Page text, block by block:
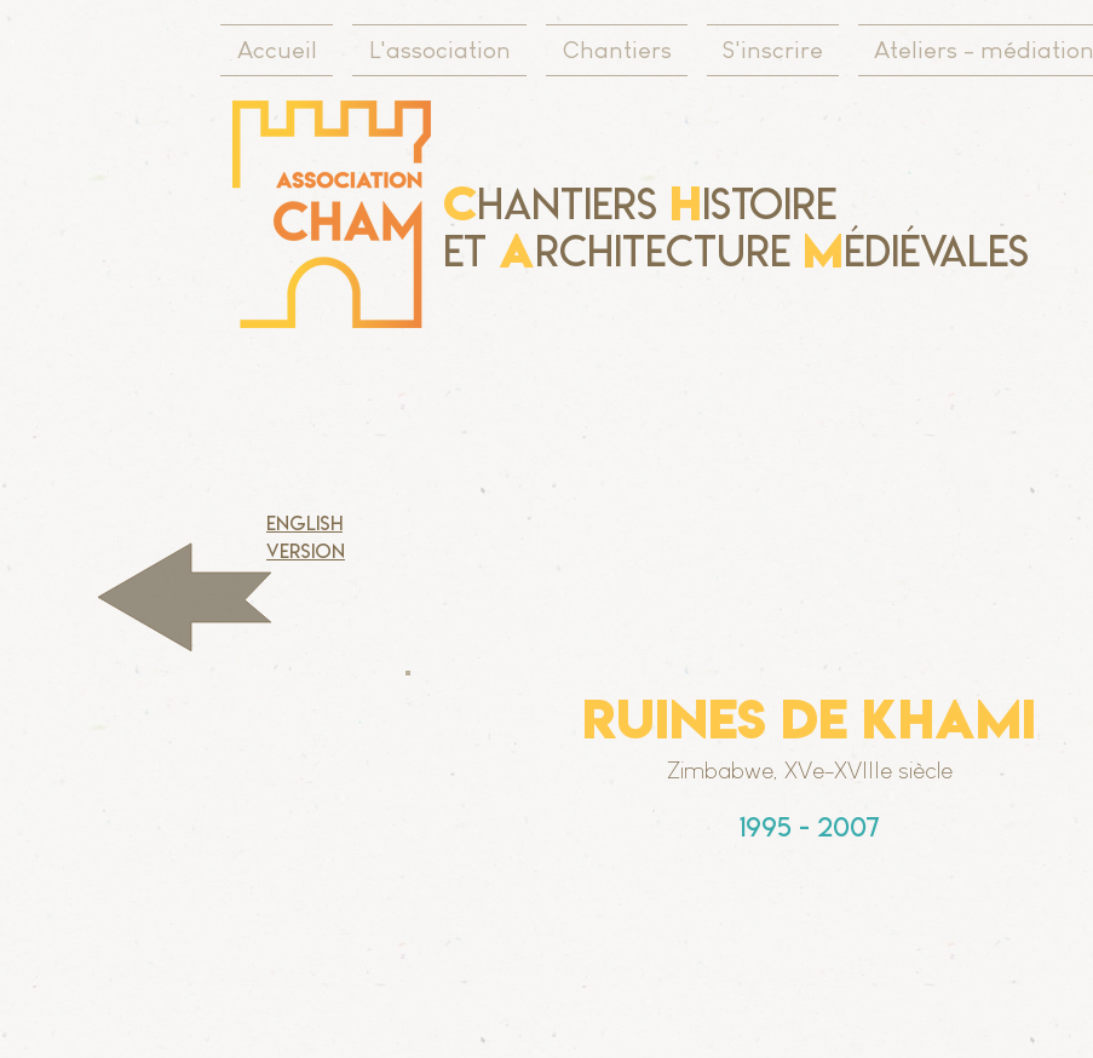
Accueil L'association Chantiers S'inscrire Ateliers - médiation
Chantiers Histoire
Et Architecture Médiévales
English
version
ruines de khami
Zimbabwe, XVe-XVIIIe siècle
1995 - 2007